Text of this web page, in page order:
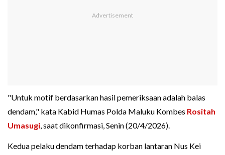
"Untuk motif berdasarkan hasil pemeriksaan adalah balas
dendam," kata Kabid Humas Polda Maluku Kombes Rositah
Umasugi , saat dikonfirmasi, Senin (20/4/2026).
Kedua pelaku dendam terhadap korban lantaran Nus Kei